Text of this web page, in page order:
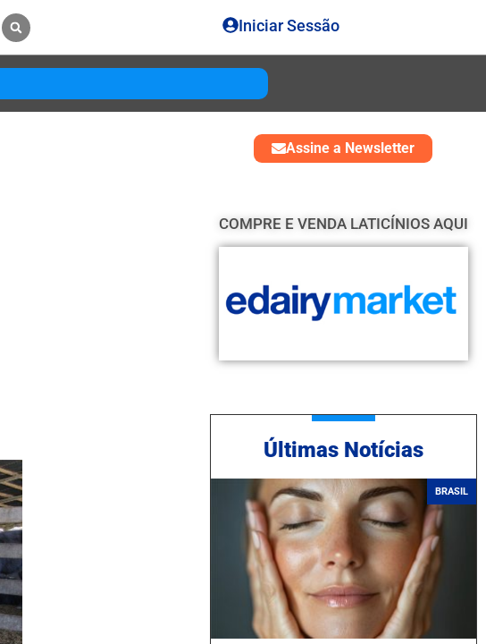
Iniciar Sessão
Assine a Newsletter
COMPRE E VENDA LATICÍNIOS AQUI
Ú ltimas Notícias
BRASIL